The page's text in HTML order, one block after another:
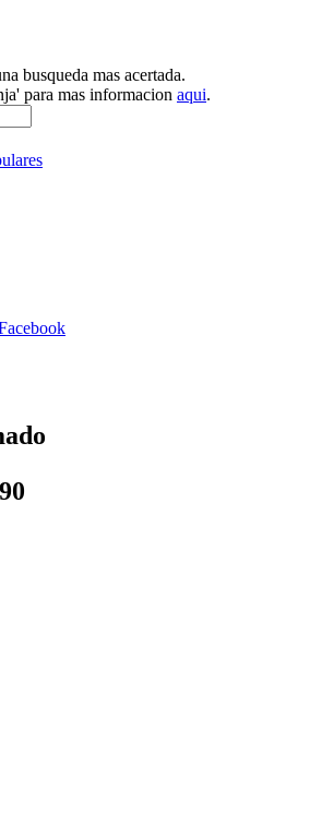
busqueda mas acertada.
para mas informacion aqui.